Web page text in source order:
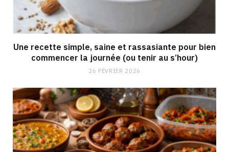
Une recette simple, saine et rassasiante pour bien
commencer la journée (ou tenir au s’hour)
26 FÉVRIER 2026